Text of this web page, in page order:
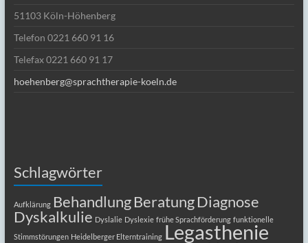
51103 Köln-Höhenberg
Telefon 0221 660 91 16
Telefax 0221 660 91 17
hoehenberg@sprachtherapie-koeln.de
Schlagwörter
Aufklärung BehandlungBeratungDiagnose
Dyskalkulie Dyslalie Dyslexie frühe Sprachförderung funktionelle
Stimmstörungen Heidelberger Elterntraining Legasthenie